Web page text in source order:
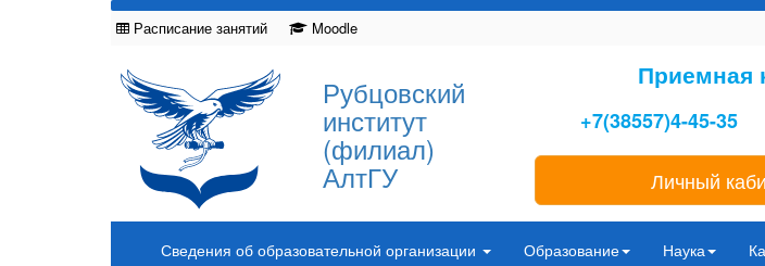
Расписание занятий Moodle
Рубцовский
институт
(филиал)
АлтГУ
Приемная
+7(38557)4-45-35
Личный
Сведения об образовательной организации Образование Наука